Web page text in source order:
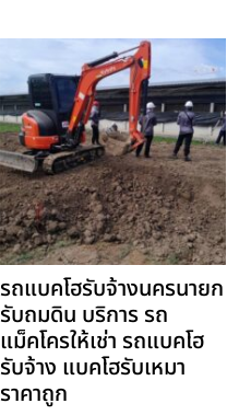
รถแบคโฮรับจ้างนครนายก
รับถมดิน บริการ รถ
แม็คโครให้เช่า รถแบคโฮ
รับจ้าง แบคโฮรับเหมา
ราคาถูก